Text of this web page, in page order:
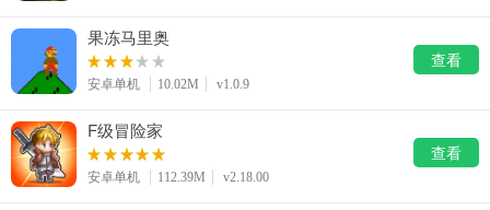
果冻马里奥
安卓单机 10.02M v1.0.9
查看
F级冒险家
安卓单机 112.39M v2.18.00
查看